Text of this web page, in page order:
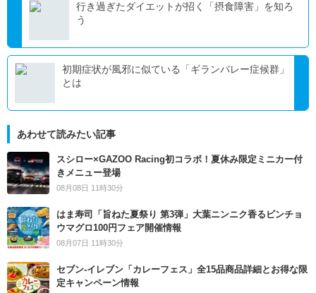
行き過ぎたダイエットが招く「摂食障害」を知ろ
う
初期症状が風邪に似ている「ギランバレー症候群」
とは
あわせて読みたい記事
スシロー×GAZOO Racing初コラボ！夏休み限定ミニカー付
きメニュー登場
08月08日 11時30分
はま寿司「旨ねた夏祭り 第3弾」大葉ニンニク香るビンチョ
ウマグロ100円フェア開催情報
08月07日 11時30分
セブン‐イレブン「カレーフェス」全15品商品詳細とお得な限
定キャンペーン情報